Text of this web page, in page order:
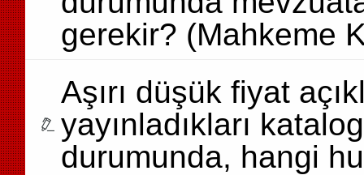
gerekir? (Mahkeme
Aşırı düşük fiyat
yayınladıkları
durumunda, hangi